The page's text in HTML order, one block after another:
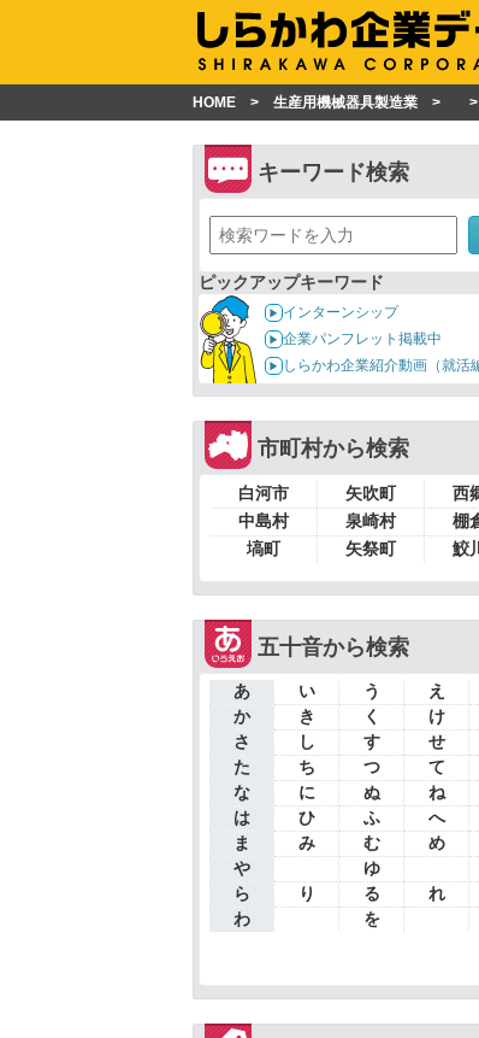
HOME 生産用機械器具製造業
キーワード検索
ピックアップキーワード
インターンシップ
企業パンフレット掲載中
しらかわ企業紹介動画（就活
市町村から検索
白河市 矢吹町
西
中島村
泉崎村
棚
塙町
矢祭町 鮫
五十音から検索
あ い う え
か
き く け
さ
し す せ
た
ち つ て
な
に ぬ ね
は
ひ ふ へ
ま
み む め
や
ゆ
ら
り る れ
わ
を